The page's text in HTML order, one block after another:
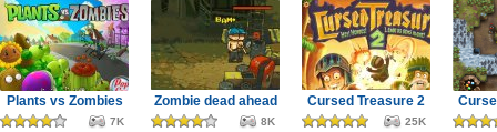
Plants vs Zombies
7K
Zombie dead ahead
8K
Cursed Treasure 2
25K